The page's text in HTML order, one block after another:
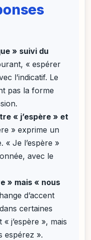
» suivi du
« espérer
l’indicatif. Le
pas la forme
« j’espère » et
» exprime un
« Je l’espère »
avec le
» mais « nous
d’accent
certaines
j’espère », mais
espérez ».